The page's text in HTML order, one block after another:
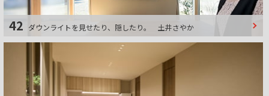
42 ダウンライトを見せたり、隠したり。 土井さやか